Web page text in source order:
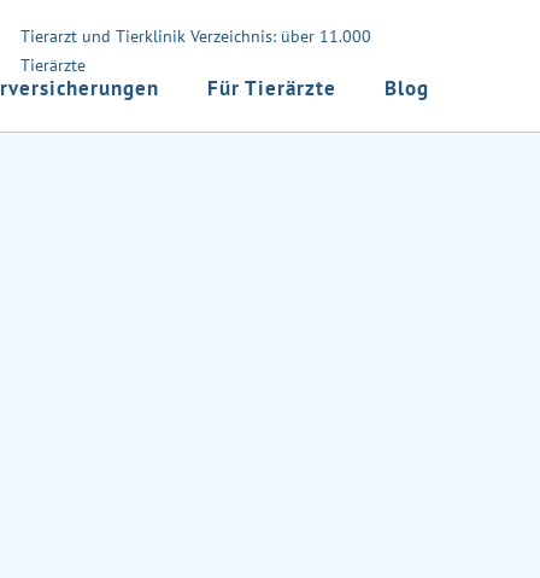
Tierarzt und Tierklinik Verzeichnis: über 11.000
Tierärzte
Für Tierärzte Blog